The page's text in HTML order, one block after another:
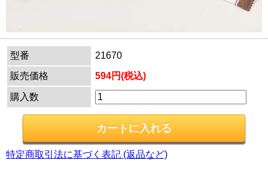
型番
21670
販売価格
594円(税込)
購入数
特定商取引法に基づく表記 (返品など)